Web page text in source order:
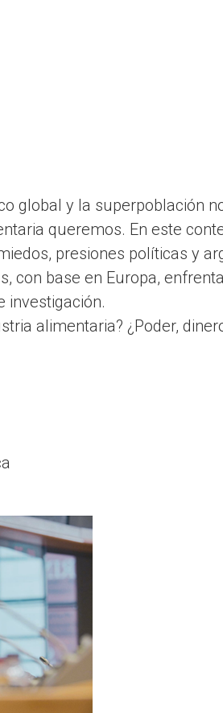
global y la superpoblación
queremos. En este
presiones políticas y
con base en Europa,
investigación.
alimentaria? ¿Poder,